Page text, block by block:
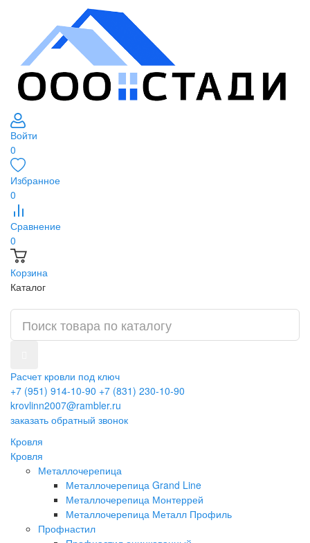
Войти
0
Избранное
0
Сравнение
0
Корзина
Каталог
Расчет кровли под ключ
+7 (951) 914-10-90 +7 (831) 230-10-90
krovlinn2007@rambler.ru
заказать обратный звонок
Кровля
Кровля
Металлочерепица
Металлочерепица Grand Line
Металлочерепица Монтеррей
Металлочерепица Металл Профиль
Профнастил